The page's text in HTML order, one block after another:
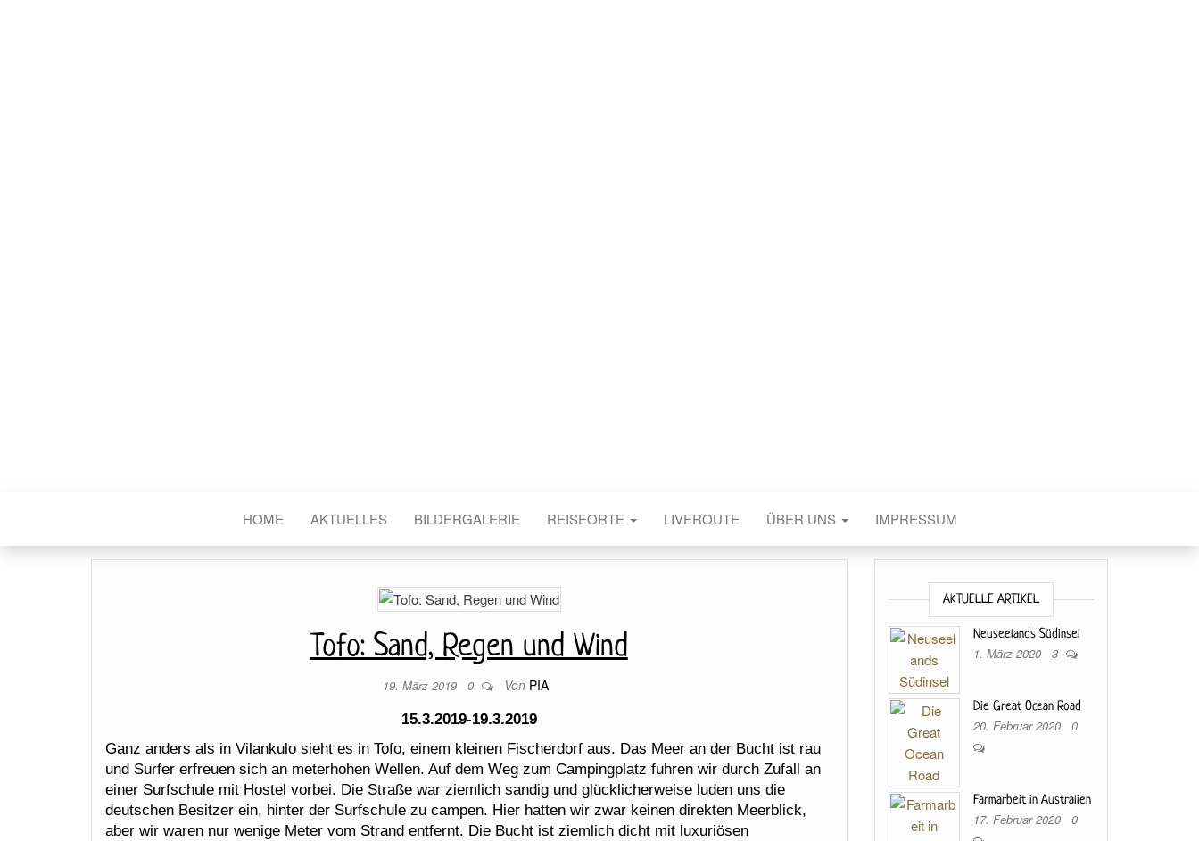
HOME AKTUELLES BILDERGALERIE REISEORTE LIVEROUTE ÜBER UNS IMPRESSUM
Tofo: Sand, Regen und Wind
19. März 2019 0 Von PIA
15.3.2019-19.3.2019
Ganz anders als in Vilankulo sieht es in Tofo, einem kleinen Fischerdorf aus. Das Meer an der Bucht ist rau
und Surfer erfreuen sich an meterhohen Wellen. Auf dem Weg zum Campingplatz fuhren wir durch Zufall an
einer Surfschule mit Hostel vorbei. Die Straße war ziemlich sandig und glücklicherweise luden uns die
deutschen Besitzer ein, hinter der Surfschule zu campen. Hier hatten wir zwar keinen direkten Meerblick,
aber wir waren nur wenige Meter vom Strand entfernt. Die Bucht ist ziemlich dicht mit luxuriösen
AKTUELLE ARTIKEL
Neuseelands Südinsel
1. März 2020 3
Die Great Ocean Road
20. Februar 2020 0
Farmarbeit in Australien
17. Februar 2020 0